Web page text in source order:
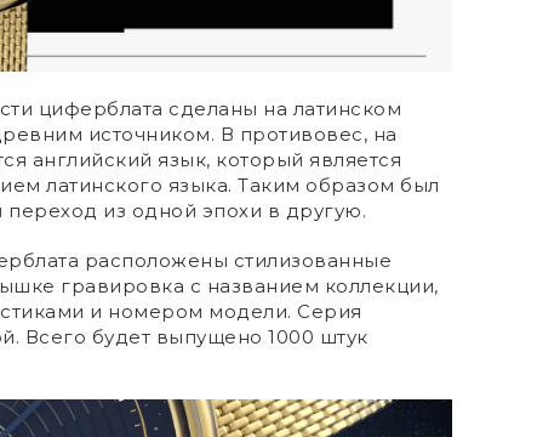
циферблата сделаны на латинском
источником. В противовес, на
английский язык, который является
латинского языка. Таким образом был
из одной эпохи в другую.
расположены стилизованные
гравировка с названием коллекции,
и номером модели. Серия
Всего будет выпущено 1000 штук